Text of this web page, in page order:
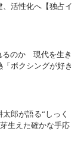
活性化へ【独占イ
るのか 現代を生き
ボクシングが好き
郎が語る“しっく
生えた確かな手応